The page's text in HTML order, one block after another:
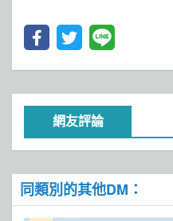
網友評論
同類別的其他DM：